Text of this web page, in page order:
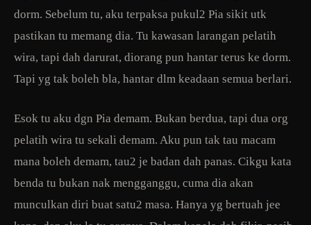
dorm. Sebelum tu, aku terpaksa pukul2 Pia sikit utk
pastikan tu memang dia. Tu kawasan larangan pelatih
wira, tapi dah darurat, diorang pun hantar terus ke dorm.
Tapi yg tak boleh bla, hantar dlm keadaan semua berlari.
Esok tu aku dgn Pia demam. Bukan berdua, tapi dua org
pelatih wira tu sekali demam. Aku pun tak tau macam
mana boleh demam, tau2 je badan dah panas. Cikgu kata
benda tu bukan nak mengganggu, cuma dia akan
munculkan diri buat satu2 masa. Hanya yg bertuah jee